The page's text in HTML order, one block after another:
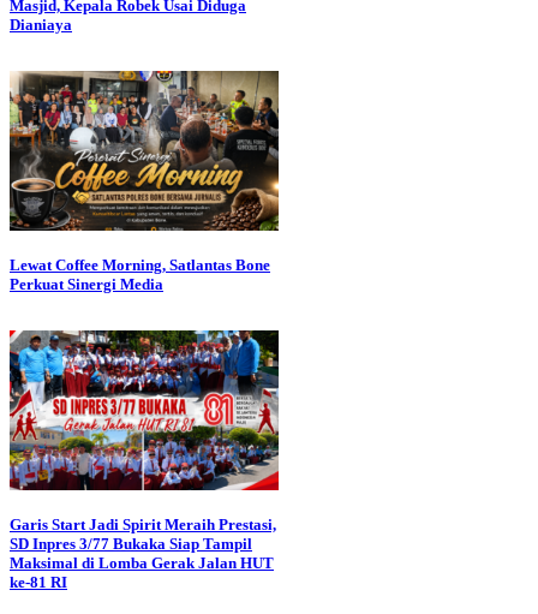
Masjid, Kepala Robek Usai Diduga
Dianiaya
Lewat Coffee Morning, Satlantas Bone
Perkuat Sinergi Media
Garis Start Jadi Spirit Meraih Prestasi,
SD Inpres 3/77 Bukaka Siap Tampil
Maksimal di Lomba Gerak Jalan HUT
ke-81 RI